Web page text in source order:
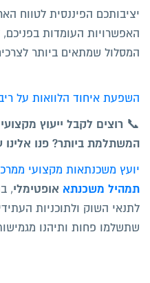
יציבותכם הפיננסית לטווח
האפשרויות העומדות
המסלול שמתאים ביותר
השפעת איחוד הלוואות על
📞 רוצים לקבל ייעוץ
המשתלמת ביותר? פנו אלינו
יועץ משכנתאות מקצועי
תמהיל משכנתא אופטימלי,
לתנאי השוק ולתוכניות
שתשלמו פחות ותיהנו